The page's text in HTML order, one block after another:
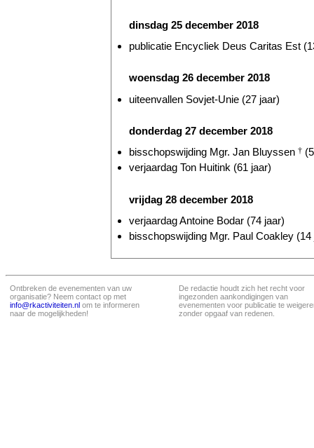
dinsdag 25 december 2018
publicatie Encycliek Deus Caritas Est
woensdag 26 december 2018
uiteenvallen Sovjet-Unie (27 jaar)
donderdag 27 december 2018
bisschopswijding Mgr. Jan Bluyssen †
verjaardag Ton Huitink (61 jaar)
vrijdag 28 december 2018
verjaardag Antoine Bodar (74 jaar)
bisschopswijding Mgr. Paul Coakley (14
Ontbreken de evenementen van uw
organisatie? Neem contact op met
info@rkactiviteiten.nl om te informeren
naar de mogelijkheden!
De redactie houdt zich het recht voor
ingezonden aankondigingen van
evenementen voor publicatie te
zonder opgaaf van redenen.